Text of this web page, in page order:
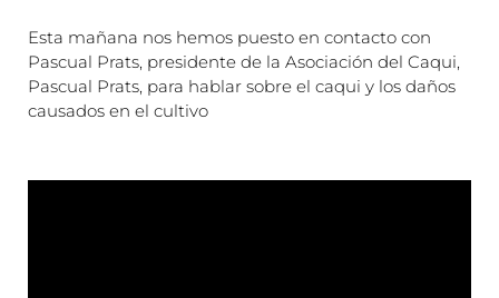
Esta mañana nos hemos puesto en contacto con
Pascual Prats, presidente de la Asociación del Caqui,
Pascual Prats, para hablar sobre el caqui y los daños
causados en el cultivo